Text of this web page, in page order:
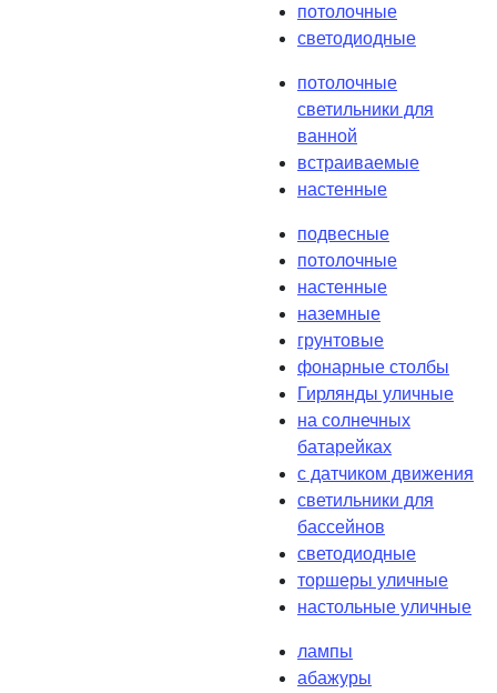
потолочные
светодиодные
потолочные
светильники для
ванной
встраиваемые
настенные
подвесные
потолочные
настенные
наземные
грунтовые
фонарные столбы
Гирлянды уличные
на солнечных
батарейках
с датчиком движения
светильники для
бассейнов
светодиодные
торшеры уличные
настольные уличные
лампы
абажуры